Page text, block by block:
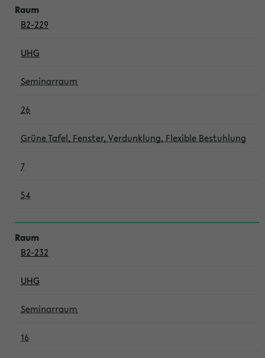
B2-229
UHG
Seminarraum
26
Grüne Tafel, Fenster, Verdunklung, Flexible Bestuhlung
7
54
B2-232
UHG
Seminarraum
16